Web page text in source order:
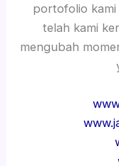
portofolio kami
telah kami
mengubah